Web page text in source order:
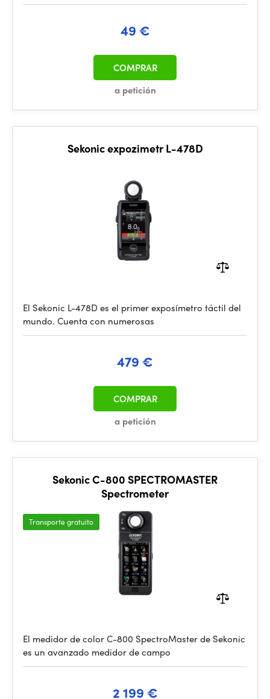
49 €
a petición
COMPRAR
Sekonic expozimetr L-478D
El Sekonic L-478D es el primer exposímetro táctil del
mundo. Cuenta con numerosas
479 €
a petición
COMPRAR
Sekonic C-800 SPECTROMASTER
Spectrometer
Transporte gratuito
El medidor de color C-800 SpectroMaster de Sekonic
es un avanzado medidor de campo
2 199 €